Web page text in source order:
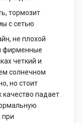
тормозит
с сетью
не плохой
фирменные
четкий и
солнечном
но стоит
качество падает
при